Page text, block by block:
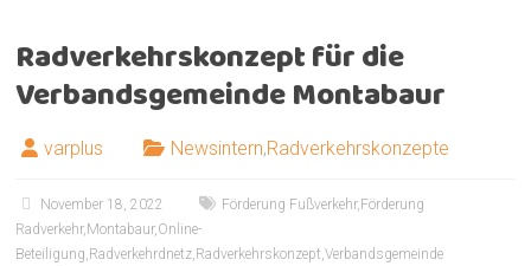
Radverkehrskonzept für die
Verbandsgemeinde Montabaur
varplus Newsintern,Radverkehrskonzepte
November 18, 2022 Förderung Fußverkehr, Förderung
Radverkehr, Montabaur,Online-
Beteiligung, Radverkehrdnetz, Radverkehrskonzept,Verbandsgemeinde